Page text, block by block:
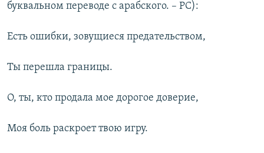
буквальном переводе с арабского. – РС):
Есть ошибки, зовущиеся предательством,
Ты перешла границы.
О, ты, кто продала мое дорогое доверие,
Моя боль раскроет твою игру.